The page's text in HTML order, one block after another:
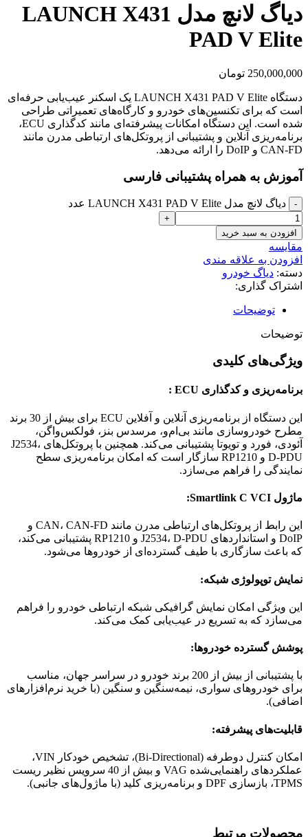
دياگ لانچ مدل LAUNCH X431
PAD V Elite
250,000,000 تومان
دستگاه LAUNCH X431 PAD V Elite یک اسکنر عیب‌یابی حرفه‌ای
است که برای تکنسین‌های خودرو و کارگاه‌های تعمیراتی طراحی
شده است. این دستگاه امکانات پیشرفته‌ای مانند کدگذاری ECU،
برنامه‌ریزی آنلاین و پشتیبانی از پروتکل‌های ارتباطی مدرن مانند
CAN-FD و DoIP را ارائه می‌دهد.
آموزش به همراه پشتیبانی فارسی
دياگ لانچ مدل LAUNCH X431 PAD V Elite عدد
افزودن به سبد خرید
مقایسه
افزودن به علاقه مندی
دسته: دیاگ خودرو
اشتراک گذاری:
توضیحات
توضیحات
ویژگی‌های کلیدی
برنامه‌ریزی و کدگذاری ECU :
این دستگاه از برنامه‌ریزی آنلاین و آفلاین ECU برای بیش از 30 برند
مطرح خودروسازی مانند بی‌ام‌و، مرسدس بنز، فولکس‌واگن،
آئودی، فورد و تویوتا پشتیبانی می‌کند. همچنین با پروتکل‌های J2534،
D-PDU و RP1210 سازگار است که امکان برنامه‌ریزی سطح
نمایندگی را فراهم می‌سازد.
ماژول Smartlink C VCI:
این رابط از پروتکل‌های ارتباطی مدرن مانند CAN، CAN-FD و
DoIP و استانداردهای J2534، D-PDU و RP1210 پشتیبانی می‌کند،
که باعث سازگاری با طیف گسترده‌ای از خودروها می‌شود.
نمایش توپولوژی شبکه:
این ویژگی امکان نمایش گرافیکی شبکه ارتباطی خودرو را فراهم
می‌سازد که به تسریع در عیب‌یابی کمک می‌کند.
پوشش گسترده خودروها:
با پشتیبانی از بیش از 200 برند خودرو در سراسر جهان، مناسب
برای خودروهای سواری، نیمه‌سنگین و سنگین (با خرید نرم‌افزارهای
اضافی).
قابلیت‌های پیشرفته:
امکان کنترل دوطرفه (Bi-Directional)، تشخیص خودکار VIN،
عملکردهای راهنمایی‌شده VAG و بیش از 40 سرویس نظیر ریست
TPMS، بازسازی DPF و برنامه‌ریزی کلید (با ماژول‌های جانبی).
محصولات مرتبط